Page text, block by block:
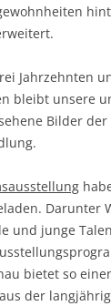
Jahrzehnten
bleibt unsere
Bilder
Darunter
und junge
bietet so
der